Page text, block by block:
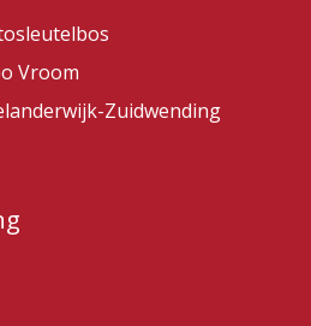
Vroom
Zuidwending